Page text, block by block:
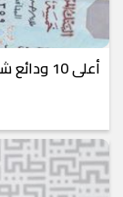
أعلى 10 ودائع شهرية في البنوك بعد تثبيت أسعار الفائدة